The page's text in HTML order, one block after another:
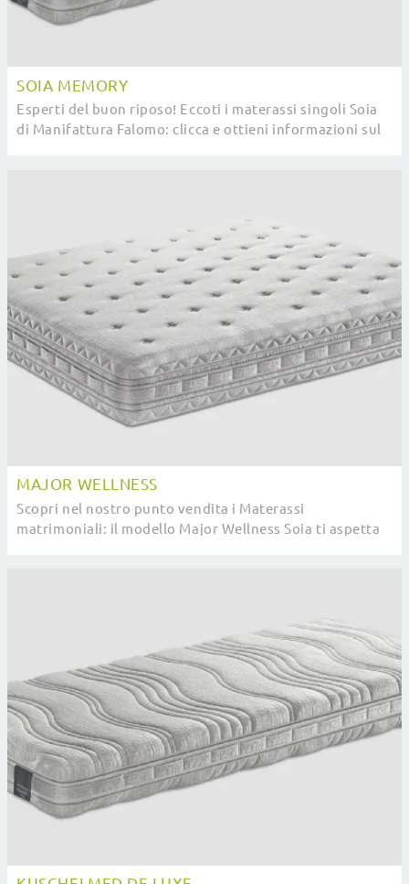
SOIA MEMORY
Esperti del buon riposo! Eccoti i materassi singoli Soia
di Manifattura Falomo: clicca e ottieni informazioni sul
MAJOR WELLNESS
Scopri nel nostro punto vendita i Materassi
matrimoniali: il modello Major Wellness Soia ti aspetta